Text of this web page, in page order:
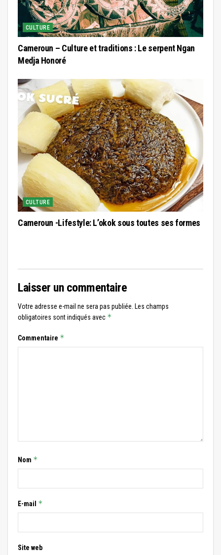
CULTURE
Cameroun – Culture et traditions : Le serpent Ngan
Medja Honoré
CULTURE
Cameroun -Lifestyle: L’okok sous toutes ses formes
Laisser un commentaire
Votre adresse e-mail ne sera pas publiée. Les champs
obligatoires sont indiqués avec *
Commentaire *
Nom *
E-mail *
Site web